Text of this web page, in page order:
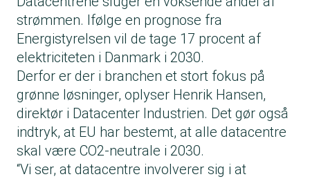
strømmen. Ifølge en prognose fra
Energistyrelsen vil de tage 17 procent af
elektriciteten i Danmark i 2030.
Derfor er der i branchen et stort fokus på
grønne løsninger, oplyser Henrik Hansen,
direktør i Datacenter Industrien. Det gør også
indtryk, at EU har bestemt, at alle datacentre
skal være CO2-neutrale i 2030.
“Vi ser, at datacentre involverer sig i at